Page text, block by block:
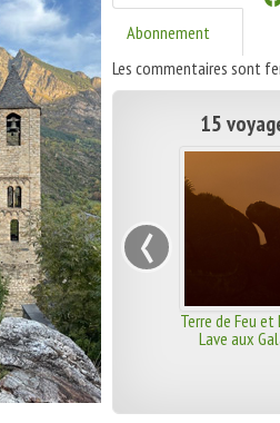
Abonnement
Les commentaires sont
15
Terre de Feu et
Lave aux
‹